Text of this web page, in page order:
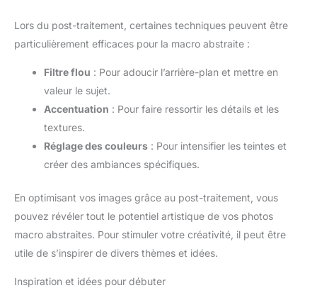
Lors du post-traitement, certaines techniques peuvent être
particulièrement efficaces pour la macro abstraite :
Filtre flou : Pour adoucir l’arrière-plan et mettre en
valeur le sujet.
Accentuation : Pour faire ressortir les détails et les
textures.
Réglage des couleurs : Pour intensifier les teintes et
créer des ambiances spécifiques.
En optimisant vos images grâce au post-traitement, vous
pouvez révéler tout le potentiel artistique de vos photos
macro abstraites. Pour stimuler votre créativité, il peut être
utile de s’inspirer de divers thèmes et idées.
Inspiration et idées pour débuter